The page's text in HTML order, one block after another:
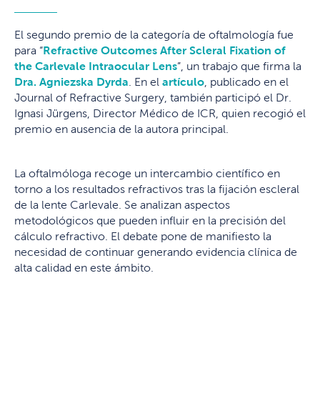
El segundo premio de la categoría de oftalmología fue
para “Refractive Outcomes After Scleral Fixation of
the Carlevale Intraocular Lens”, un trabajo que firma la
Dra. Agniezska Dyrda . En el artículo , publicado en el
Journal of Refractive Surgery, también participó el Dr.
Ignasi Jürgens, Director Médico de ICR, quien recogió el
premio en ausencia de la autora principal.
La oftalmóloga recoge un intercambio científico en
torno a los resultados refractivos tras la fijación escleral
de la lente Carlevale. Se analizan aspectos
metodológicos que pueden influir en la precisión del
cálculo refractivo. El debate pone de manifiesto la
necesidad de continuar generando evidencia clínica de
alta calidad en este ámbito.